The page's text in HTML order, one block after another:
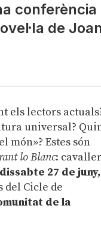
conferència
de
els lectors
universal?
Estes són
lo Blanc:
dissabte 27 de
del Cicle de
de la